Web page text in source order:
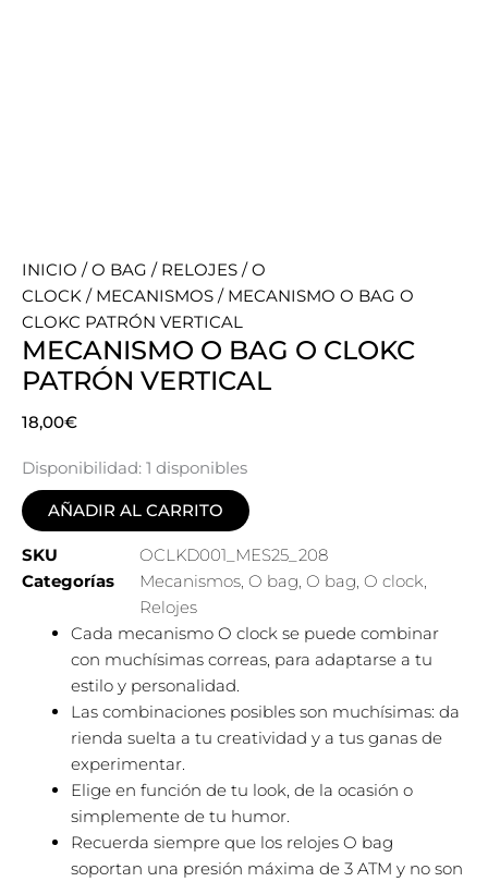
INICIO /O BAG / RELOJES /O
CLOCK / MECANISMOS / MECANISMO O BAG O
CLOKC PATRÓN VERTICAL
MECANISMO O BAG O CLOKC
PATRÓN VERTICAL
18,00€
Disponibilidad: 1 disponibles
AÑADIR AL CARRITO
SKU
OCLKD001_MES25_208
Categorías
Mecanismos, O bag, O bag, O clock,
Relojes
Cada mecanismo O clock se puede combinar
con muchísimas correas, para adaptarse a tu
estilo y personalidad.
Las combinaciones posibles son muchísimas: da
rienda suelta a tu creatividad y a tus ganas de
experimentar.
Elige en función de tu look, de la ocasión o
simplemente de tu humor.
Recuerda siempre que los relojes O bag
soportan una presión máxima de 3 ATM y no son